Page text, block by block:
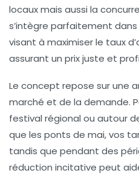
locaux mais aussi la
s’intègre parfaitement
visant à maximiser le taux
assurant un prix juste et
Le concept repose sur une
marché et de la demande.
festival régional ou autour
que les ponts de mai, vos
tandis que pendant des
réduction incitative peut